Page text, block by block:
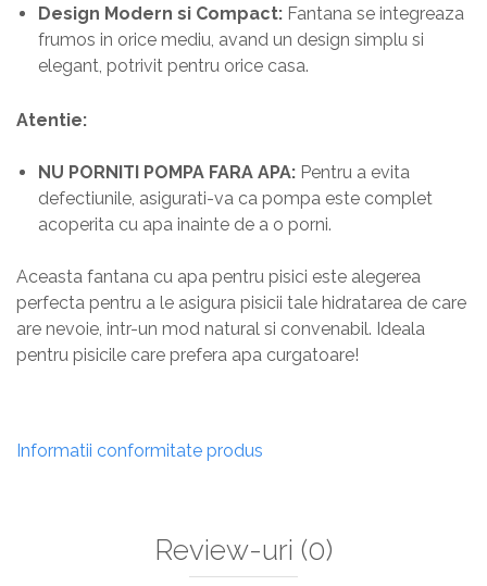
Design Modern si Compact: Fantana se integreaza
frumos in orice mediu, avand un design simplu si
elegant, potrivit pentru orice casa.
Atentie:
NU PORNITI POMPA FARA APA: Pentru a evita
defectiunile, asigurati-va ca pompa este complet
acoperita cu apa inainte de a o porni.
Aceasta fantana cu apa pentru pisici este alegerea
perfecta pentru a le asigura pisicii tale hidratarea de care
are nevoie, intr-un mod natural si convenabil. Ideala
pentru pisicile care prefera apa curgatoare!
Informatii conformitate produs
Review-uri (0)